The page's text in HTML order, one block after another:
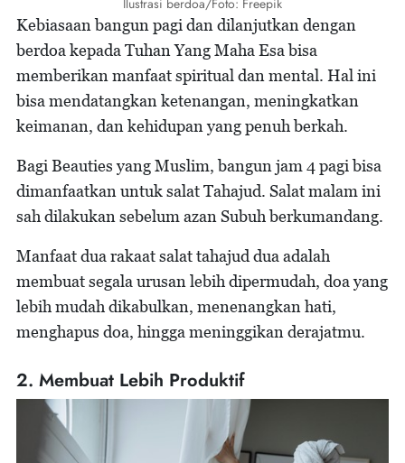
Kebiasaan bangun pagi dan dilanjutkan dengan
berdoa kepada Tuhan Yang Maha Esa bisa
memberikan manfaat spiritual dan mental. Hal ini
bisa mendatangkan ketenangan, meningkatkan
keimanan, dan kehidupan yang penuh berkah.
Bagi Beauties yang Muslim, bangun jam 4 pagi bisa
dimanfaatkan untuk salat Tahajud. Salat malam ini
sah dilakukan sebelum azan Subuh berkumandang.
Manfaat dua rakaat salat tahajud dua adalah
membuat segala urusan lebih dipermudah, doa yang
lebih mudah dikabulkan, menenangkan hati,
menghapus doa, hingga meninggikan derajatmu.
2. Membuat Lebih Produktif